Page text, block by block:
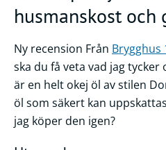
husmanskost och
Ny recension Från Brygghus
ska du få veta vad jag tycker
är en helt okej öl av stilen
öl som säkert kan
jag köper den igen?